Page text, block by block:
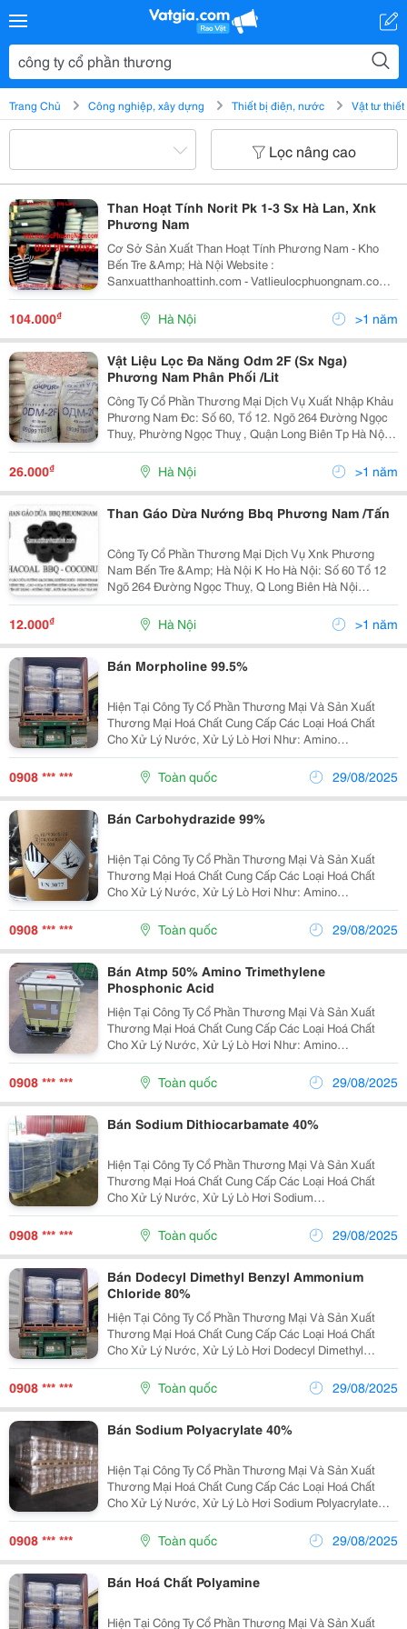
Trang Chủ Công nghiệp, xây dựng Thiết bị điện, nước Vật tư
Lọc nâng cao
Than Hoạt Tính Norit Pk 1-3 Sx Hà Lan, Xnk
Phương Nam
Cơ Sở Sản Xuất Than Hoạt Tính Phương Nam - Kho
Bến Tre &Amp; Hà Nội Website :
Sanxuatthanhoattinh.com - Vatlieulocphuongnam.com
Lh: 0909978088 Công Ty Cổ Phần Thương Mại Dịch Vụ
Xnk Phương Nam K Ho Hà Nội: Số 60 Tổ 12 Ngõ 264
Đường Ngọc Thuỵ
104.000₫ Hà Nội >1 năm
Vật Liệu Lọc Đa Năng Odm 2F (Sx Nga)
Phương Nam Phân Phối /Lit
Công Ty Cổ Phần Thương Mại Dịch Vụ Xuất Nhập Khảu
Phương Nam Đc: Số 60, Tổ 12. Ngõ 264 Đường Ngọc
Thuỵ, Phường Ngọc Thuỵ , Quận Long Biên Tp Hà Nội
Đt: 04 3871 6372 - 090 997 8088 : Đt Kho Hà Nội 090
321 4377 Email : Phuongnamtht@Yahoo.com.vn...
26.000₫ Hà Nội >1 năm
Than Gáo Dừa Nướng Bbq Phương Nam /Tấn
Công Ty Cổ Phần Thương Mại Dịch Vụ Xnk Phương
Nam Bến Tre &Amp; Hà Nội K Ho Hà Nội: Số 60 Tổ 12
Ngõ 264 Đường Ngọc Thuỵ, Q Long Biên Hà Nội
Chuyên Bán Buôn Than Nướng Sạch Không Khói :Than
Hoạt Tính Xuất Khẩu Than Mùn Cưa Xk 14.000Đ/Kg
12.000₫ Hà Nội >1 năm
Bán Morpholine 99.5%
Hiện Tại Công Ty Cổ Phần Thương Mại Và Sản Xuất
Thương Mại Hoá Chất Cung Cấp Các Loại Hoá Chất
Cho Xử Lý Nước, Xử Lý Lò Hơi Như: Amino
Trimethylene Phosphonic Acid Atmp 50%, Morpholine
99,5%, Carbohydrazide 99%, Polyacrylamide, Sodium...
0908 *** *** Toàn quốc 29/08/2025
Bán Carbohydrazide 99%
Hiện Tại Công Ty Cổ Phần Thương Mại Và Sản Xuất
Thương Mại Hoá Chất Cung Cấp Các Loại Hoá Chất
Cho Xử Lý Nước, Xử Lý Lò Hơi Như: Amino
Trimethylene Phosphonic Acid Atmp 50%, Morpholine
99,5%, Carbohydrazide 99%, Polyacrylamide, Sodium...
0908 *** *** Toàn quốc 29/08/2025
Bán Atmp 50% Amino Trimethylene
Phosphonic Acid
Hiện Tại Công Ty Cổ Phần Thương Mại Và Sản Xuất
Thương Mại Hoá Chất Cung Cấp Các Loại Hoá Chất
Cho Xử Lý Nước, Xử Lý Lò Hơi Như: Amino
Trimethylene Phosphonic Acid Atmp 50%, Mọi Chi Tiết
Xin Liên Hệ: 0908101242 Phạm Hồng...
0908 *** *** Toàn quốc 29/08/2025
Bán Sodium Dithiocarbamate 40%
Hiện Tại Công Ty Cổ Phần Thương Mại Và Sản Xuất
Thương Mại Hoá Chất Cung Cấp Các Loại Hoá Chất
Cho Xử Lý Nước, Xử Lý Lò Hơi Sodium
Dithiocarbamate 40% Mọi Chi Tiết Xin Liên Hệ:
0908101242 Phạm Hồng Việt Công Ty Cổ Phần Sản...
0908 *** *** Toàn quốc 29/08/2025
Bán Dodecyl Dimethyl Benzyl Ammonium
Chloride 80%
Hiện Tại Công Ty Cổ Phần Thương Mại Và Sản Xuất
Thương Mại Hoá Chất Cung Cấp Các Loại Hoá Chất
Cho Xử Lý Nước, Xử Lý Lò Hơi Dodecyl Dimethyl
Benzyl Ammonium Chloride 80% Mọi Chi Tiết Xin Liên
0908 *** *** Toàn quốc 29/08/2025
Bán Sodium Polyacrylate 40%
Hiện Tại Công Ty Cổ Phần Thương Mại Và Sản Xuất
Thương Mại Hoá Chất Cung Cấp Các Loại Hoá Chất
Cho Xử Lý Nước, Xử Lý Lò Hơi Sodium Polyacrylate
40% Mọi Chi Tiết Xin Liên Hệ: 0908101242 Phạm Hồng
Việt Công Ty Cổ Phần Sản...
0908 *** *** Toàn quốc 29/08/2025
Bán Hoá Chất Polyamine
Hiện Tại Công Ty Cổ Phần Thương Mại Và Sản Xuất